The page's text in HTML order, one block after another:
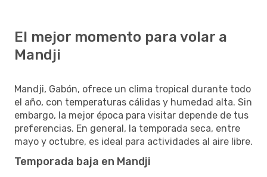
El mejor momento para volar a
Mandji
Mandji, Gabón, ofrece un clima tropical durante todo
el año, con temperaturas cálidas y humedad alta. Sin
embargo, la mejor época para visitar depende de tus
preferencias. En general, la temporada seca, entre
mayo y octubre, es ideal para actividades al aire libre.
Temporada baja en Mandji